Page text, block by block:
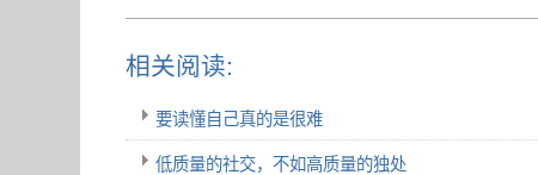
相关阅读:
要读懂自己真的是很难
低质量的社交，不如高质量的独处